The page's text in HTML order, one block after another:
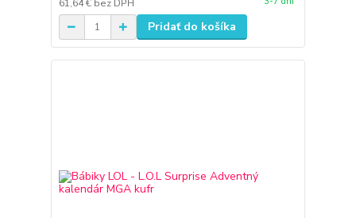
61,64 € bez DPH
Pridať do košíka